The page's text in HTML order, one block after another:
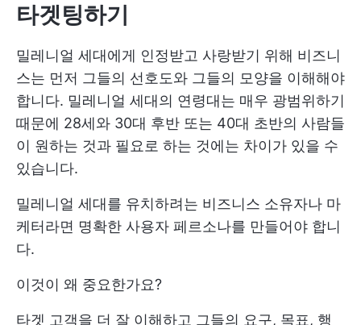
타겟팅하기
밀레니얼 세대에게 인정받고 사랑받기 위해 비즈니
스는 먼저 그들의 선호도와 그들의 모양을 이해해야
합니다. 밀레니얼 세대의 연령대는 매우 광범위하기
때문에 28세와 30대 후반 또는 40대 초반의 사람들
이 원하는 것과 필요로 하는 것에는 차이가 있을 수
있습니다.
밀레니얼 세대를 유치하려는 비즈니스 소유자나 마
케터라면 명확한 사용자 페르소나를 만들어야 합니
다.
이것이 왜 중요한가요?
타겟 고객을 더 잘 이해하고 그들의 요구, 목표, 행